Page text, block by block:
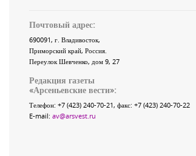
Почтовый адрес:
690091, г. Владивосток,
Приморский край, Россия.
Переулок Шевченко, дом 9, 27
Редакция газеты
«Арсеньевские вести»:
Телефон: +7 (423) 240-70-21, факс: +7 (423) 240-70-22
E-mail: av@arsvest.ru